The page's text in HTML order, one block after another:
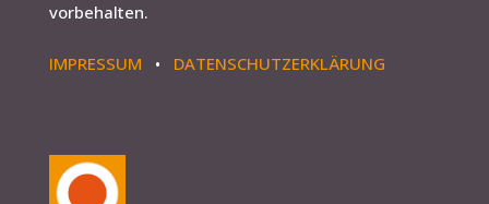
vorbehalten.
IMPRESSUM • DATENSCHUTZERKLÄRUNG